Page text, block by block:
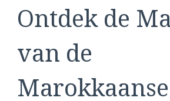
Ontdek de
van de
Marokkaanse